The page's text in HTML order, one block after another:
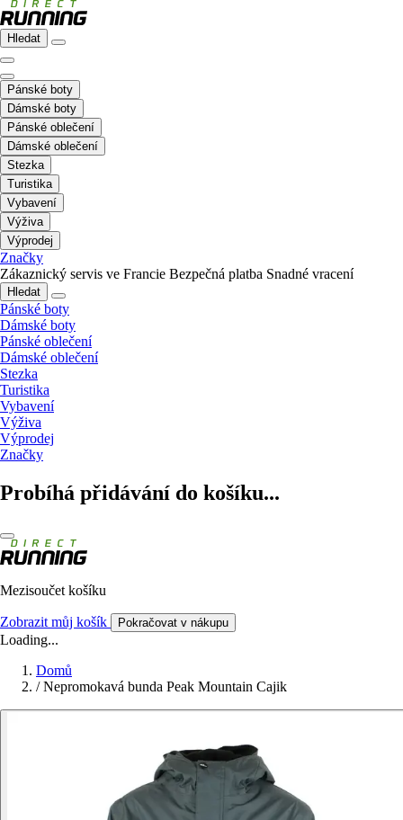
Hledat
Pánské boty
Dámské boty
Pánské oblečení
Dámské oblečení
Stezka
Turistika
Vybavení
Výživa
Výprodej
Značky
Zákaznický servis ve Francie Bezpečná platba Snadné vracení
Hledat
Pánské boty
Dámské boty
Pánské oblečení
Dámské oblečení
Stezka
Turistika
Vybavení
Výživa
Výprodej
Značky
Probíhá přidávání do košíku...
Mezisoučet košíku
Zobrazit můj košík Pokračovat v nákupu
Loading...
Domů
/ Nepromokavá bunda Peak Mountain Cajik